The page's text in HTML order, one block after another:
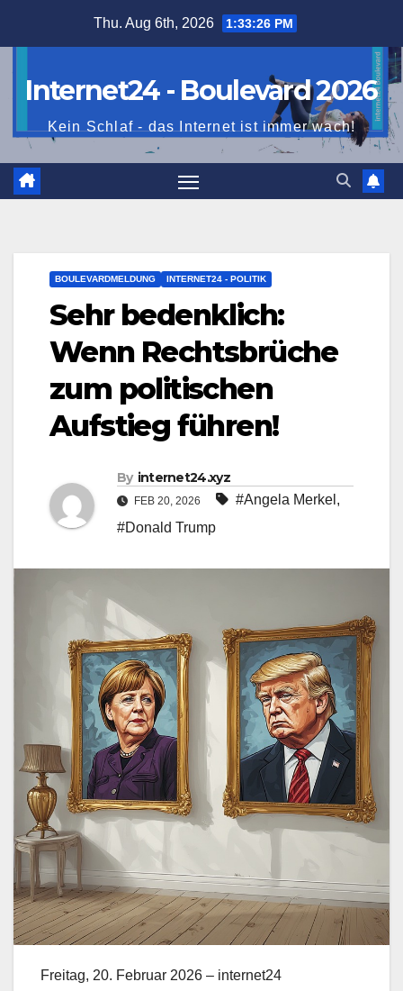
Thu. Aug 6th, 2026 1:33:27 PM
Internet24 - Boulevard 2026
Kein Schlaf - das Internet ist immer wach!
BOULEVARDMELDUNG INTERNET24 - POLITIK
Sehr bedenklich:
Wenn Rechtsbrüche
zum politischen
Aufstieg führen!
By internet24.xyz
FEB 20, 2026 #Angela Merkel ,
#Donald Trump
Freitag, 20. Februar 2026 – internet24